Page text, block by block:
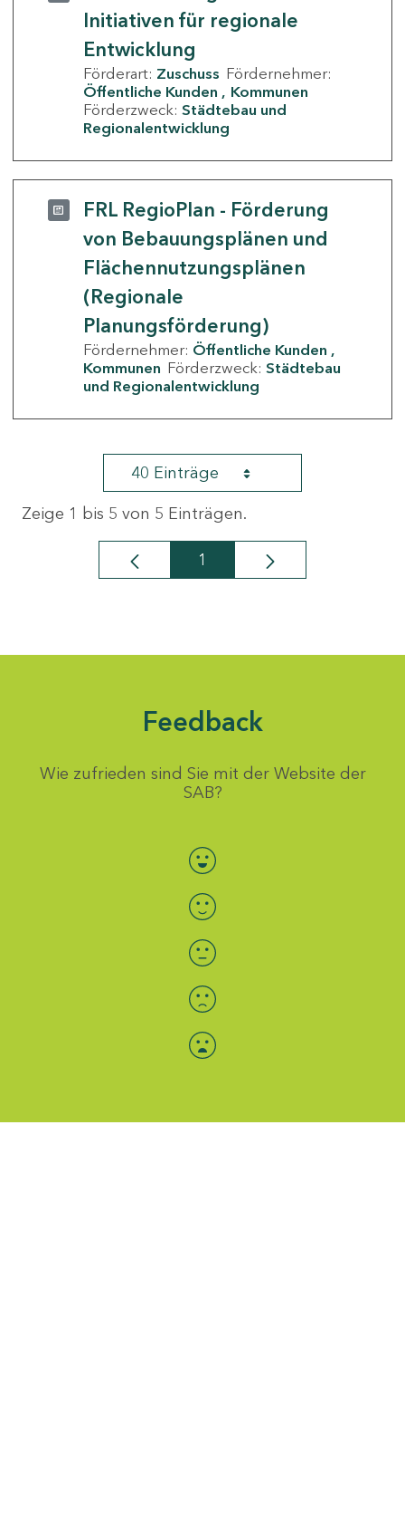
Initiativen für regionale
Entwicklung
Förderart: Zuschuss Fördernehmer:
Öffentliche Kunden
Kommunen
Förderzweck: Städtebau und
Regionalentwicklung
FRL RegioPlan - Förderung
von Bebauungsplänen und
Flächennutzungsplänen
(Regionale
Planungsförderung)
Fördernehmer: Öffentliche Kunden
Kommunen Förderzweck: Städtebau
und Regionalentwicklung
40 Einträge
Zeige 1 bis 5 von 5 Einträgen.
Seite
1
Feedback
Wie zufrieden sind Sie mit der Website der
SAB?
Bewertung auswählen